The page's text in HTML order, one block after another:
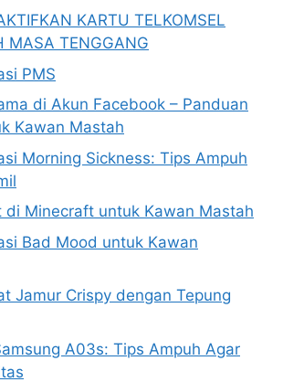
KARTU TELKOMSEL
MASA TENGGANG
PMS
di Akun Facebook – Panduan
Kawan Mastah
Morning Sickness: Tips Ampuh
di Minecraft untuk Kawan Mastah
Bad Mood untuk Kawan
Jamur Crispy dengan Tepung
A03s: Tips Ampuh Agar